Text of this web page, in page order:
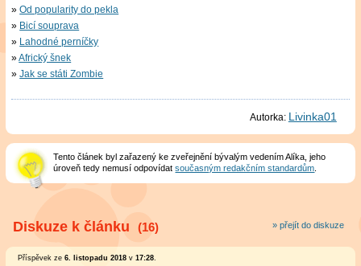
Od popularity do pekla
Bicí souprava
Lahodné perníčky
Africký šnek
Jak se státi Zombie
Autorka: Livinka01
Tento článek byl zařazený ke zveřejnění bývalým vedením Alíka, jeho
úroveň tedy nemusí odpovídatsoučasným redakčním standardům
» přejít do diskuze
Diskuze k článku (16)
Příspěvek ze 6. listopadu 2018v 17:28.